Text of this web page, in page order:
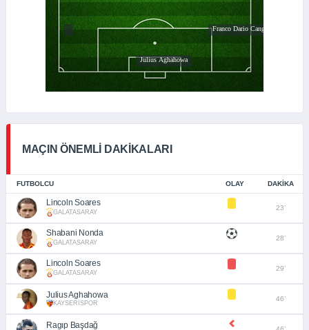
MAÇIN ÖNEMLİ DAKİKALARI
FUTBOLCU OLAY DAKIKA
Lincoln Soares
GALATASARAY
23’
Shabani Nonda
GALATASARAY
28’
Lincoln Soares
GALATASARAY
29’
Julius Aghahowa
KAYSERİSPOR
46’
Ragıp Başdağ